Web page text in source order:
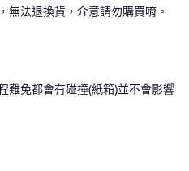
法退換貨，介意請勿購買唷。
免都會有碰撞(紙箱)並不會影響